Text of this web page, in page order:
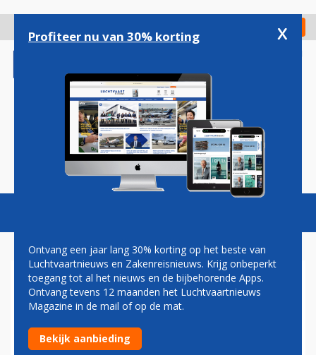
gaan
Check in
Magazine Podcasts Vacatures
COMAC C919
Malaysia Airlines stelt voorwaarde aan eventuele
bestelling Chinese COMAC C919
Profiteer nu van 30% korting x
Ontvang een jaar lang 30% korting op het beste van
Luchtvaartnieuws en Zakenreisnieuws. Krijg onbeperkt
toegang tot al het nieuws en de bijbehorende Apps.
Ontvang tevens 12 maanden het Luchtvaartnieuws
Magazine in de mail of op de mat.
Bekijk aanbieding